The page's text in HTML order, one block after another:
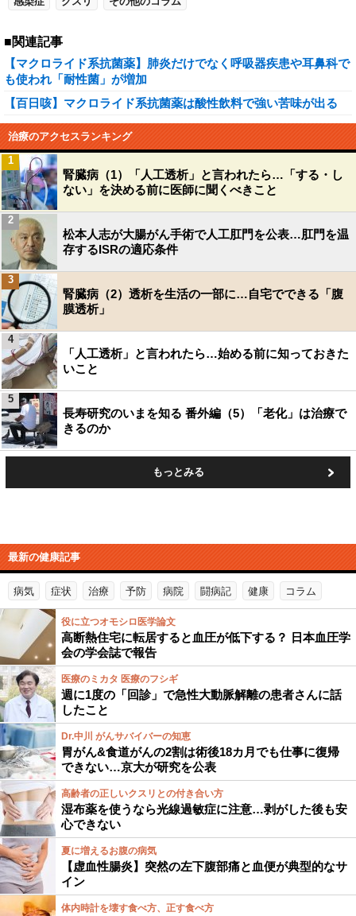
■関連記事
【マクロライド系抗菌薬】肺炎だけでなく呼吸器疾患や耳鼻科で
も使われ「耐性菌」が増加
【百日咳】マクロライド系抗菌薬は酸性飲料で強い苦味が出る
治療のアクセスランキング
腎臓病（1）「人工透析」と言われたら…「する・し
ない」を決める前に医師に聞くべきこと
1
松本人志が大腸がん手術で人工肛門を公表…肛門を温
存するISRの適応条件
2
腎臓病（2）透析を生活の一部に…自宅でできる「腹
膜透析」
3
「人工透析」と言われたら…始める前に知っておきた
いこと
4
長寿研究のいまを知る 番外編（5）「老化」は治療で
きるのか
5
もっとみる
最新の健康記事
病気 症状 治療 予防 病院 闘病記 健康 コラム
役に立つオモシロ医学論文
高断熱住宅に転居すると血圧が低下する？ 日本血圧学
会の学会誌で報告
医療のミカタ 医療のフシギ
週に1度の「回診」で急性大動脈解離の患者さんに話
したこと
Dr.中川 がんサバイバーの知恵
胃がん&食道がんの2割は術後18カ月でも仕事に復帰
できない…京大が研究を公表
高齢者の正しいクスリとの付き合い方
湿布薬を使うなら光線過敏症に注意…剥がした後も安
心できない
夏に増えるお腹の病気
【虚血性腸炎】突然の左下腹部痛と血便が典型的なサ
イン
体内時計を壊す食べ方、正す食べ方